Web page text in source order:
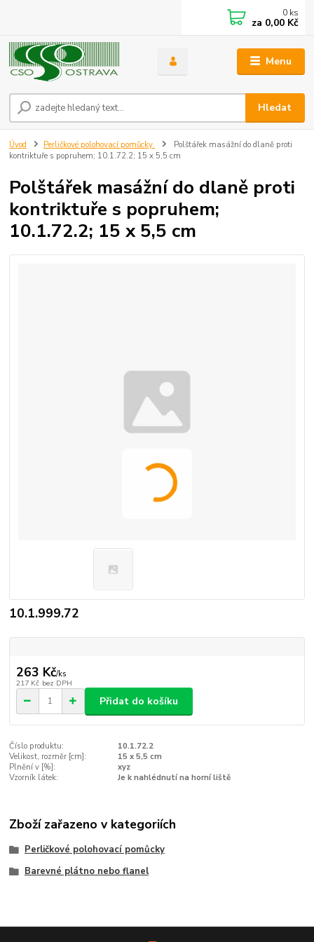
Menu
Hledat
0 ks
za 0,00 Kč
Úvod Perličkové polohovací pomůcky
Polštářek masážní do dlaně proti
kontriktuře s popruhem; 10.1.72.2; 15 x 5,5 cm
Polštářek masážní do dlaně proti
kontriktuře s popruhem;
10.1.72.2; 15 x 5,5 cm
10.1.999.72
263 Kč/ks
217 Kč bez DPH
Přidat do košíku
Číslo produktu:
10.1.72.2
Velikost, rozměr [cm]:
15 x 5,5 cm
Plnění v [%]:
xyz
Vzorník látek:
Je k nahlédnutí na horní liště
Zboží zařazeno v kategoriích
Perličkové polohovací pomůcky
Barevné plátno nebo flanel